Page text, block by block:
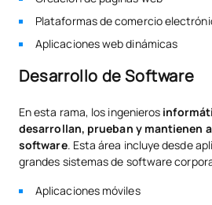
Plataformas de comercio
Aplicaciones web dinámicas
Desarrollo de Software
En esta rama, los ingenieros
desarrollan, prueban y mantienen
software. Esta área incluye desde
grandes sistemas de software
Aplicaciones móviles